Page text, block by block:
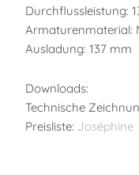
Durchflussleistung:
Armaturenmaterial:
Ausladung: 137 mm
Downloads:
Technische
Preisliste: Joséphine